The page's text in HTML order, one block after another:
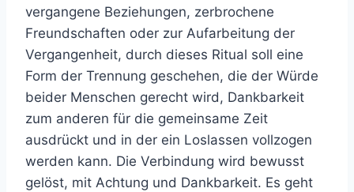
vergangene Beziehungen, zerbrochene
Freundschaften oder zur Aufarbeitung der
Vergangenheit, durch dieses Ritual soll eine
Form der Trennung geschehen, die der Würde
beider Menschen gerecht wird, Dankbarkeit
zum anderen für die gemeinsame Zeit
ausdrückt und in der ein Loslassen vollzogen
werden kann. Die Verbindung wird bewusst
gelöst, mit Achtung und Dankbarkeit. Es geht